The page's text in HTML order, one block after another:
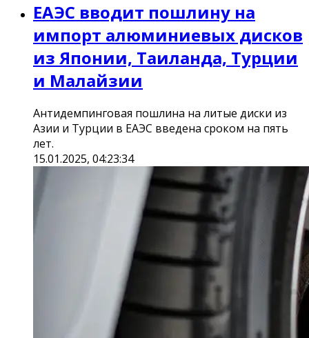
ЕАЭС вводит пошлину на
импорт алюминиевых дисков
из Японии, Таиланда, Турции
и Малайзии
Антидемпинговая пошлина на литые диски из
Азии и Турции в ЕАЭС введена сроком на пять
лет.
15.01.2025, 04:23:34